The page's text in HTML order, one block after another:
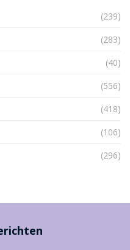
(239)
(283)
(40)
(556)
(418)
(106)
(296)